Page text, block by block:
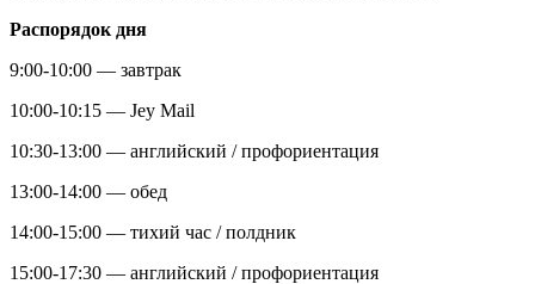
Распорядок дня
9:00-10:00 — завтрак
10:00-10:15 — Jey Mail
10:30-13:00 — английский / профориентация
13:00-14:00 — обед
14:00-15:00 — тихий час / полдник
15:00-17:30 — английский / профориентация